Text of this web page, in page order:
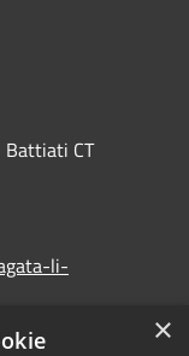
Battiati CT
li-
×